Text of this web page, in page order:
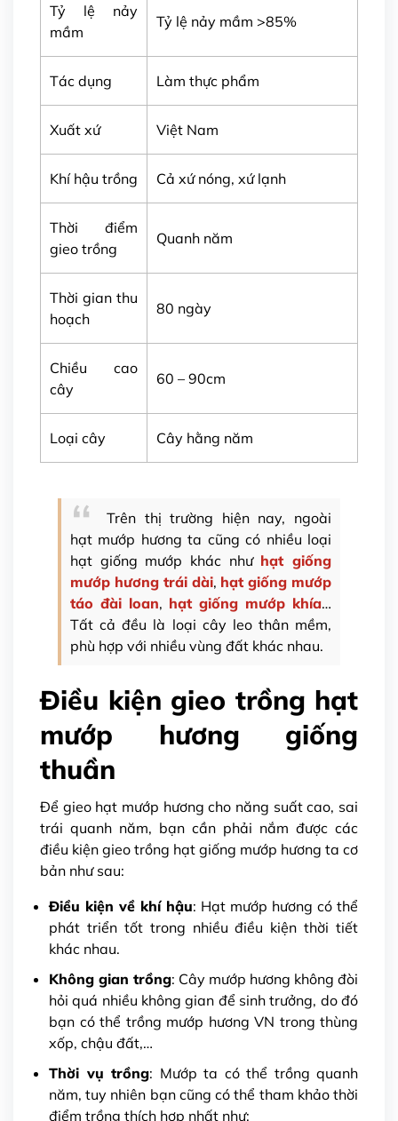
Tỷ lệ nảy
mầm
Tỷ lệ nảy mầm >85%
Tác dụng Làm thực phẩm
Xuất xứ Việt Nam
Khí hậu trồng Cả xứ nóng, xứ lạnh
Thời điểm
gieo trồng
Quanh năm
Thời gian thu
hoạch
80 ngày
Chiều cao
cây
60 – 90cm
Loại cây Cây hằng năm
Trên thị trường hiện nay, ngoài
hạt mướp hương ta cũng có nhiều loại
hạt giống mướp khác như hạt giống
mướp hương trái dài, hạt giống mướp
táo đài loan, hạt giống mướp khía…
Tất cả đều là loại cây leo thân mềm,
phù hợp với nhiều vùng đất khác nhau.
Điều kiện gieo trồng hạt
mướp hương giống
thuần
Để gieo hạt mướp hương cho năng suất cao, sai
trái quanh năm, bạn cần phải nắm được các
điều kiện gieo trồng hạt giống mướp hương ta cơ
bản như sau:
Điều kiện về khí hậu: Hạt mướp hương có thể
phát triển tốt trong nhiều điều kiện thời tiết
khác nhau.
Không gian trồng: Cây mướp hương không đòi
hỏi quá nhiều không gian để sinh trưởng, do đó
bạn có thể trồng mướp hương VN trong thùng
xốp, chậu đất,…
Thời vụ trồng: Mướp ta có thể trồng quanh
năm, tuy nhiên bạn cũng có thể tham khảo thời
điểm trồng thích hợp nhất như: